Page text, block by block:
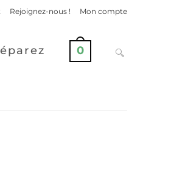
Rejoignez-nous ! Mon compte
0